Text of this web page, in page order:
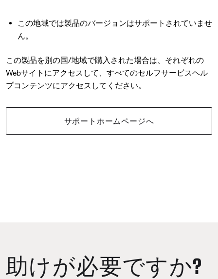
この地域では製品のバージョンはサポートされていませ
ん。
この製品を別の国/地域で購入された場合は、それぞれの
Webサイトにアクセスして、すべてのセルフサービスヘル
プコンテンツにアクセスしてください。
サポートホームページへ
助けが必要ですか?